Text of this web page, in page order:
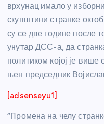
врхунац имало у
скупштини странке
су се две године после
унутар ДСС-а, да
политиком којој је
њен председник
[adsenseyu1]
“Промена на челу